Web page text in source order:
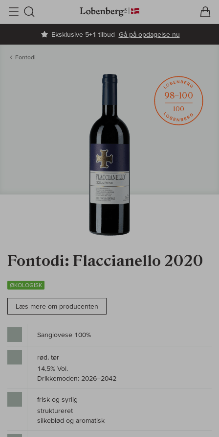
Eksklusive 5+1 tilbud Gå på opdagelse nu
Søg
Fontodi
Fontodi: Flaccianello 2020
ØKOLOGISK
Læs mere om producenten
98–100
100
Sangiovese 100%
rød, tør
14,5% Vol.
Drikkemoden: 2026–2042
frisk og syrlig
struktureret
silkeblød og aromatisk